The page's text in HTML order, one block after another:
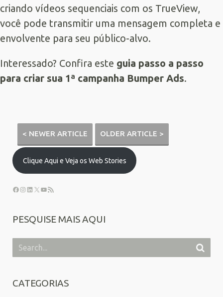
criando vídeos sequenciais com os TrueView,
você pode transmitir uma mensagem completa e
envolvente para seu público-alvo.
Interessado? Confira este guia passo a passo
para criar sua 1ª campanha Bumper Ads.
< NEWER ARTICLE OLDER ARTICLE >
Clique Aqui e Veja os Web Stories
PESQUISE MAIS AQUI
CATEGORIAS